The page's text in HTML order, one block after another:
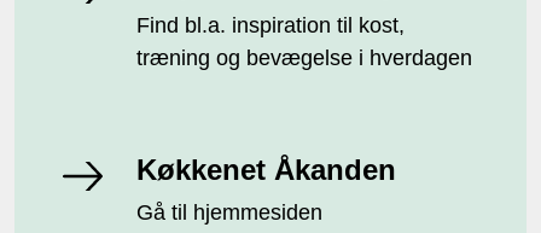
Find bl.a. inspiration til kost,
træning og bevægelse i hverdagen
Køkkenet Åkanden
Gå til hjemmesiden